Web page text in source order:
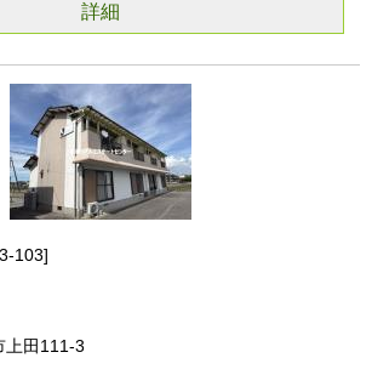
詳細
103
上田111-3